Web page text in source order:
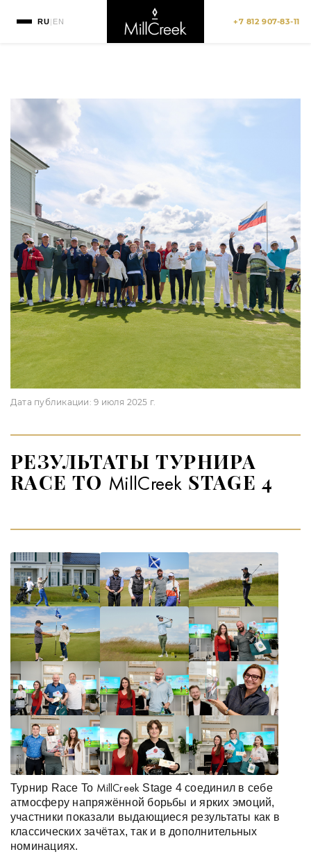
RU| EN +7 812 907-83-11
Дата публикации:9 июля 2025 г.
РЕЗУЛЬТАТЫ ТУРНИРА
RACE TO MillCreek STAGE 4
Турнир Race To MillCreek Stage 4 соединил в себе
атмосферу напряжённой борьбы и ярких эмоций,
участники показали выдающиеся результаты как в
классических зачётах, так и в дополнительных
номинациях.